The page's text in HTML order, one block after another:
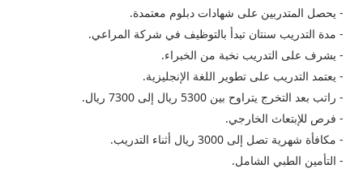
- يحصل المتدربين على شهادات دبلوم معتمدة.
- مدة التدريب سنتان تبدأ بالتوظيف في شركة المراعي.
- يشرف على التدريب نخبة من الخبراء.
- يعتمد التدريب على تطوير اللغة الإنجليزية.
- راتب بعد التخرج يتراوح بين 5300 ريال إلى 7300 ريال.
- فرص للإبتعاث الخارجي.
- مكافأة شهرية تصل إلى 3000 ريال أثناء التدريب.
- التأمين الطبي الشامل.